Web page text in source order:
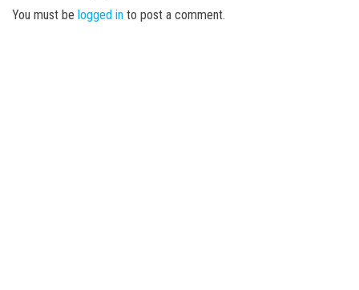
You must be logged in to post a comment.